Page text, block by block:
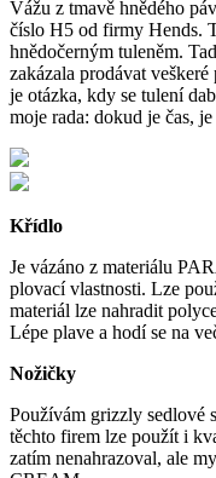
Vážu z tmavě hnědého
číslo H5 od firmy Hends.
hnědočerným tuleněm.
zakázala prodávat
je otázka, kdy se tulení
moje rada: dokud je čas,
Křídlo
Je vázáno z materiálu
plovací vlastnosti. Lze
materiál lze nahradit
Lépe plave a hodí se na
Nožičky
Používám grizzly
těchto firem lze použít i
zatím nenahrazoval, ale